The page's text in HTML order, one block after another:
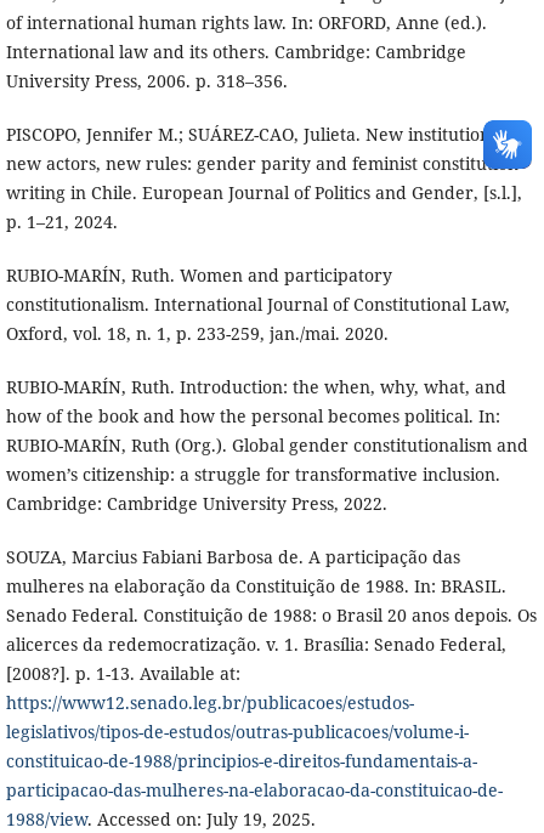
of international human rights law. In: ORFORD, Anne (ed.).
International law and its others. Cambridge: Cambridge
University Press, 2006. p. 318–356.
PISCOPO, Jennifer M.; SUÁREZ-CAO, Julieta. New institutions,
new actors, new rules: gender parity and feminist constitution
writing in Chile. European Journal of Politics and Gender, [s.l.],
p. 1–21, 2024.
RUBIO-MARÍN, Ruth. Women and participatory
constitutionalism. International Journal of Constitutional Law,
Oxford, vol. 18, n. 1, p. 233-259, jan./mai. 2020.
RUBIO-MARÍN, Ruth. Introduction: the when, why, what, and
how of the book and how the personal becomes political. In:
RUBIO-MARÍN, Ruth (Org.). Global gender constitutionalism and
women’s citizenship: a struggle for transformative inclusion.
Cambridge: Cambridge University Press, 2022.
SOUZA, Marcius Fabiani Barbosa de. A participação das
mulheres na elaboração da Constituição de 1988. In: BRASIL.
Senado Federal. Constituição de 1988: o Brasil 20 anos depois. Os
alicerces da redemocratização. v. 1. Brasília: Senado Federal,
[2008?]. p. 1-13. Available at:
https://www12.senado.leg.br/publicacoes/estudos-
legislativos/tipos-de-estudos/outras-publicacoes/volume-i-
constituicao-de-1988/principios-e-direitos-fundamentais-a-
participacao-das-mulheres-na-elaboracao-da-constituicao-de-
1988/view. Accessed on: July 19, 2025.